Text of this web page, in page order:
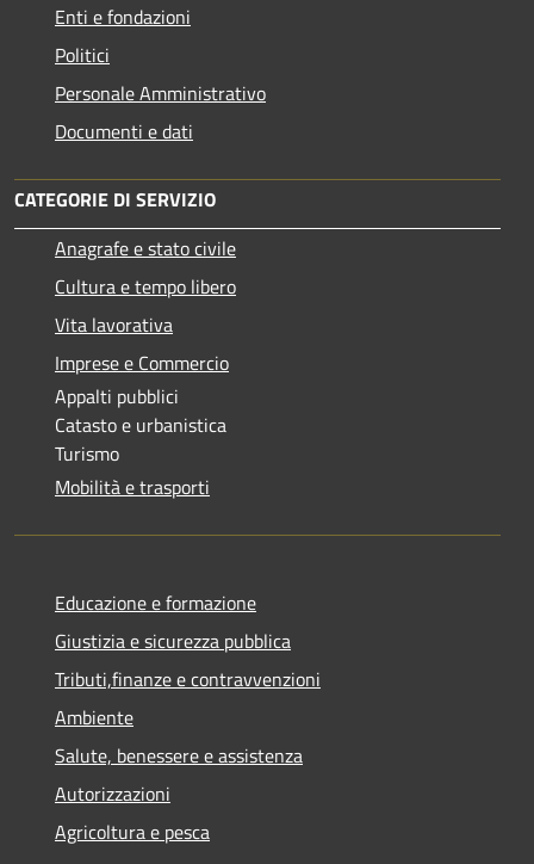
Enti e fondazioni
Politici
Personale Amministrativo
Documenti e dati
CATEGORIE DI SERVIZIO
Anagrafe e stato civile
Cultura e tempo libero
Vita lavorativa
Imprese e Commercio
Appalti pubblici
Catasto e urbanistica
Turismo
Mobilità e trasporti
Educazione e formazione
Giustizia e sicurezza pubblica
Tributi,finanze e contravvenzioni
Ambiente
Salute, benessere e assistenza
Autorizzazioni
Agricoltura e pesca